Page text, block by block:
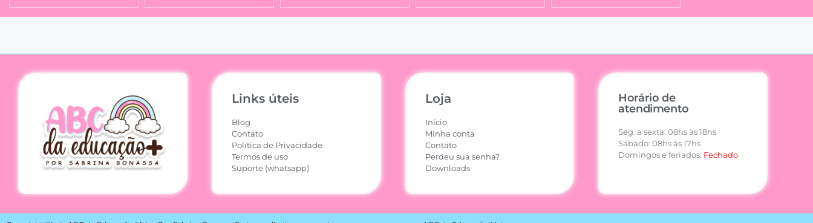
Links úteis
Blog
Contato
Política de Privacidade
Termos de uso
Suporte (whatsapp)
Loja
Início
Minha conta
Contato
Perdeu sua senha?
Downloads
Horário de
atendimento
Seg. a sexta: 08hs às 18hs
Sábado: 08hs às 17hs
Domingos e feriados: Fechado